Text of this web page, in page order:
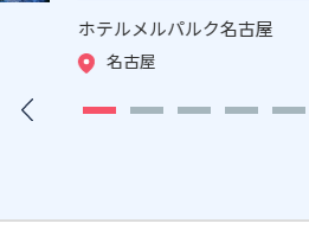
ホテルメルパルク名古屋
名古屋